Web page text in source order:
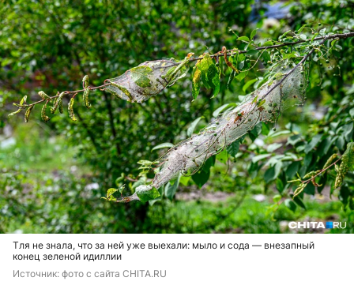
Тля не знала, что за ней уже выехали: мыло и сода — внезапный
конец зеленой идиллии
Источник: фото с сайта CHITA.RU